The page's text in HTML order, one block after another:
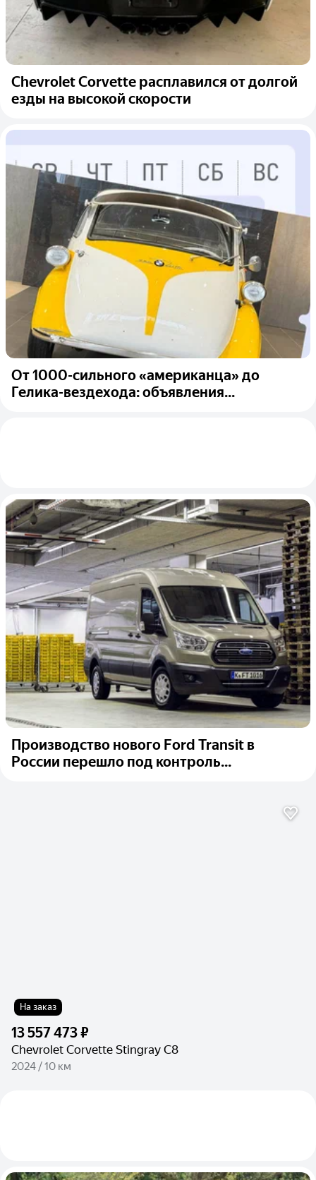
Chevrolet Corvette расплавился от долгой
езды на высокой скорости
От 1000-сильного «американца» до
Гелика-вездехода: объявления...
Производство нового Ford Transit в
России перешло под контроль...
На заказ
13 557 473 ₽
Chevrolet Corvette Stingray C8
2024 / 10 км